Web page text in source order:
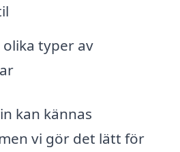
olika typer av
kan kännas
vi gör det lätt för